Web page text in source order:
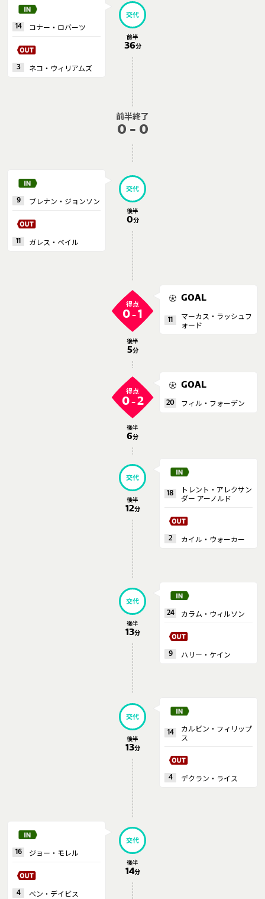
© AbemaTV. Inc. All Rights Reserved.
14 コナー・ロバーツ
3 ネコ・ウィリアムズ
交代
前半
36分
前半終了
0 - 0
9 ブレナン・ジョンソン
11 ガレス・ベイル
交代
後半
0分
得点
0-1
後半
5分
GOAL
11
マーカス・ラッシュフ
ォード
得点
0-2
後半
6分
GOAL
20 フィル・フォーデン
交代
後半
12分
18
トレント・アレクサン
ダー アーノルド
2 カイル・ウォーカー
交代
後半
13分
24 カラム・ウィルソン
9 ハリー・ケイン
交代
後半
13分
14
カルビン・フィリップ
ス
4 デクラン・ライス
16 ジョー・モレル
4 ベン・デイビス
交代
後半
14分